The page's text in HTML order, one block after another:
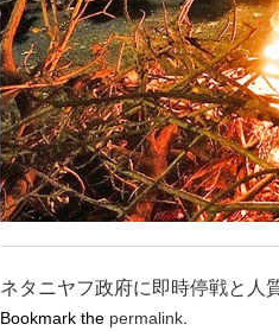
ネタニヤフ政府に即時停戦と人
Bookmark the permalink